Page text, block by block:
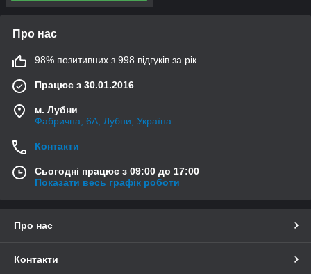
Про нас
98% позитивних з 998 відгуків за рік
Працює з 30.01.2016
м. Лубни
Фабрична, 6А, Лубни, Україна
Контакти
Сьогодні працює з 09:00 до 17:00
Показати весь графік роботи
Про нас
Контакти